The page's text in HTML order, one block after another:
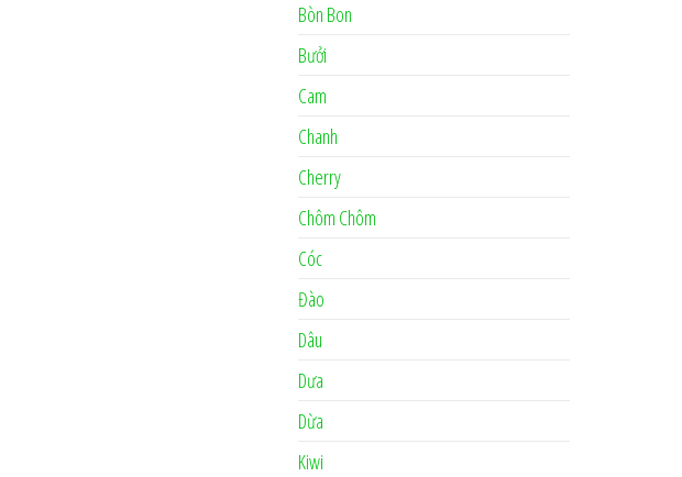
Bòn Bon
Bưởi
Cam
Chanh
Cherry
Chôm Chôm
Cóc
Đào
Dâu
Dưa
Dừa
Kiwi